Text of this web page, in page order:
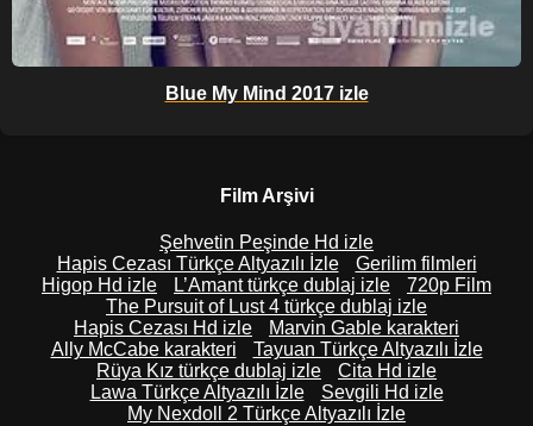
Blue My Mind 2017 izle
Film Arşivi
Şehvetin Peşinde Hd izle
Hapis Cezası Türkçe Altyazılı İzle
Gerilim filmleri
Higop Hd izle
L’Amant türkçe dublaj izle
720p Film
The Pursuit of Lust 4 türkçe dublaj izle
Hapis Cezası Hd izle
Marvin Gable karakteri
Ally McCabe karakteri
Tayuan Türkçe Altyazılı İzle
Rüya Kız türkçe dublaj izle
Cita Hd izle
Lawa Türkçe Altyazılı İzle
Sevgili Hd izle
My Nexdoll 2 Türkçe Altyazılı İzle